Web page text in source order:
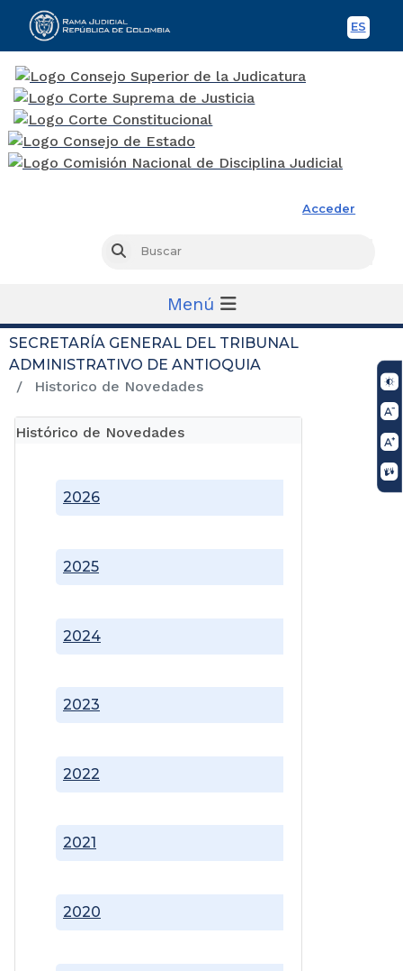
ES
Acceder
Buscar
Menú
SECRETARÍA GENERAL DEL TRIBUNAL
ADMINISTRATIVO DE ANTIOQUIA
Historico de Novedades
Histórico de Novedades
2020
2021
2022
2023
2024
2025
2026